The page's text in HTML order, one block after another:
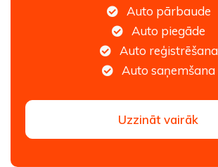
Auto pārbaude
Auto piegāde
Auto reģistrēšana
Auto saņemšana
Uzzināt vairāk